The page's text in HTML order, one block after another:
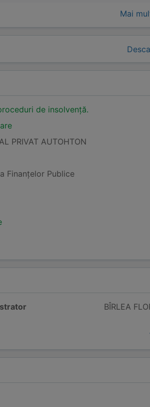
Mai
de insolvență.
PRIVAT AUTOHTON
Finanţelor Publice
BÎRLEA